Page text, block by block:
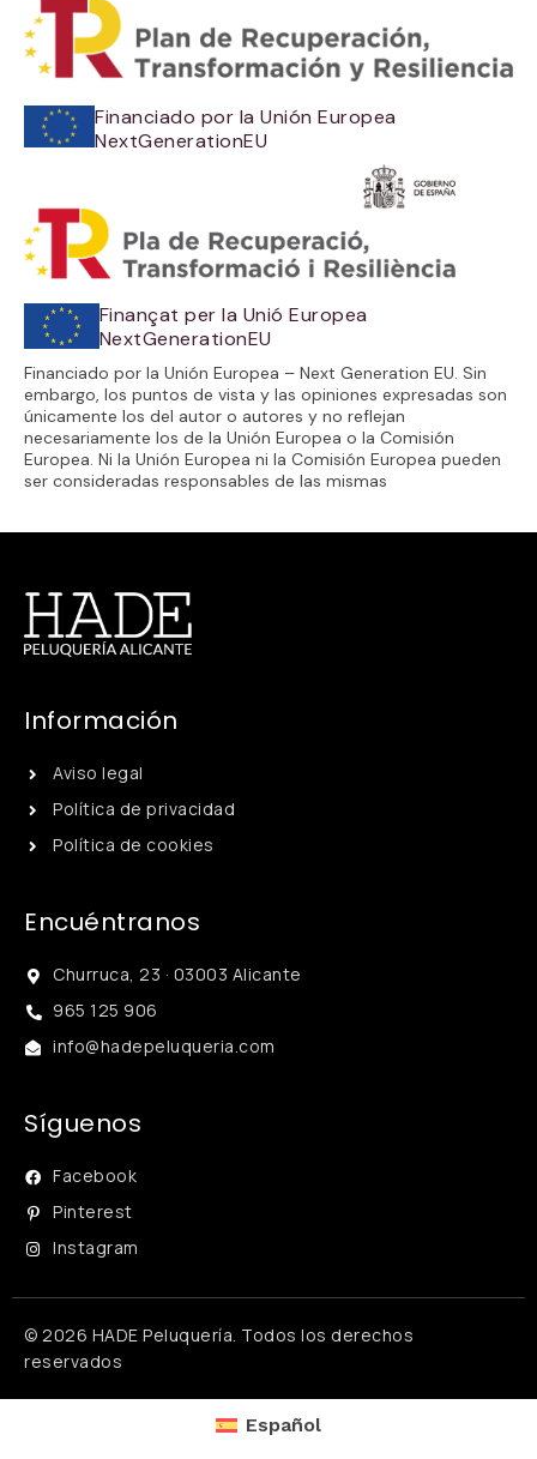
Financiado por la Unión Europea
NextGenerationEU
Finançat per la Unió Europea
NextGenerationEU
Financiado por la Unión Europea – Next Generation EU. Sin
embargo, los puntos de vista y las opiniones expresadas son
únicamente los del autor o autores y no reflejan
necesariamente los de la Unión Europea o la Comisión
Europea. Ni la Unión Europea ni la Comisión Europea pueden
ser consideradas responsables de las mismas
Síguenos
Facebook
Pinterest
Instagram
Encuéntranos
Churruca, 23 · 03003 Alicante
965 125 906
info@hadepeluqueria.com
Información
Aviso legal
Política de privacidad
Política de cookies
© 2026 HADE Peluquería. Todos los derechos
reservados
Español